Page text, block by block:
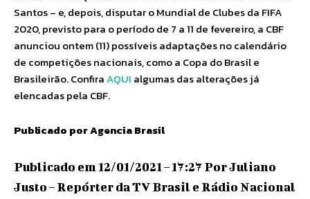
Santos – e, depois, disputar o Mundial de Clubes da FIFA
2020, previsto para o período de 7 a 11 de fevereiro, a CBF
anunciou ontem (11) possíveis adaptações no calendário
de competições nacionais, como a Copa do Brasil e
Brasileirão. ConfiraAQUI algumas das alterações já
elencadas pela CBF.
Publicado por Agencia Brasil
Publicado em 12/01/2021 – 17:27 Por Juliano
Justo – Repórter da TV Brasil e Rádio Nacional